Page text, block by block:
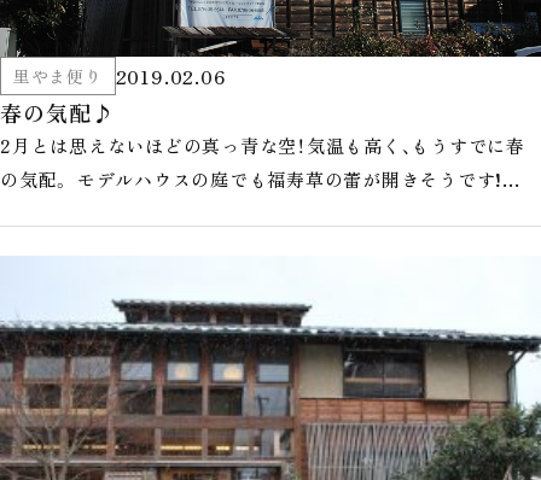
里やま便り 2019.02.06
春の気配♪
2月とは思えないほどの真っ青な空！気温も高く、もうすでに春
の気配。 モデルハウスの庭でも福寿草の蕾が開きそうです!